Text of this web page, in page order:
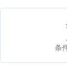
いい会議室（
コワーキング
E Solution
条